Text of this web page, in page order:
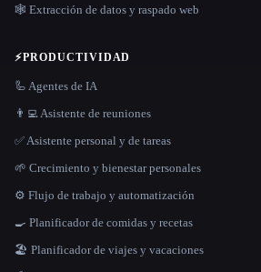
🕸️ Extracción de datos y raspado web
⚡PRODUCTIVIDAD
🦾 Agentes de IA
👨‍💻 Asistente de reuniones
✅ Asistente personal y de tareas
🌱 Crecimiento y bienestar personales
⚙️ Flujo de trabajo y automatización
🍳 Planificador de comidas y recetas
🏖 Planificador de viajes y vacaciones